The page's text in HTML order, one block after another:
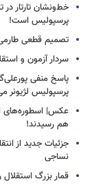
خط‌ونشان تارتار در
پرسپولیس است!
تصمیم قطعی
سردار آزمون و
پاسخ منفی
پرسپولیس لژیونر
عکس| اسطوره‌های
هم رسیدند!
جزئیات جدید از
نساجی
قمار بزرگ